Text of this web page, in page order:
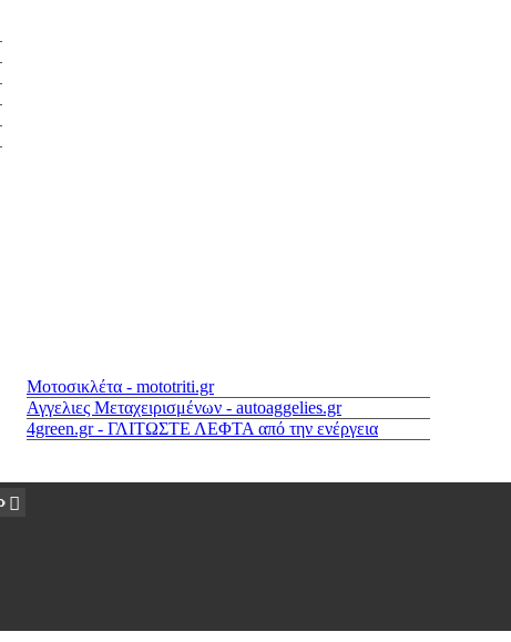
Μοτοσικλέτα - mototriti.gr
Αγγελιες Μεταχειρισμένων - autoaggelies.gr
4green.gr - ΓΛΙΤΩΣΤΕ ΛΕΦΤΑ από την ενέργεια